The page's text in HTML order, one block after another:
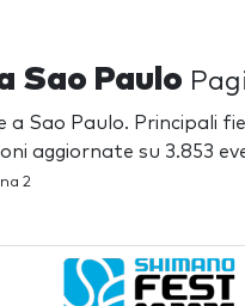
Sao Paulo
a Sao Paulo. Principali
aggiornate su 3.853
2